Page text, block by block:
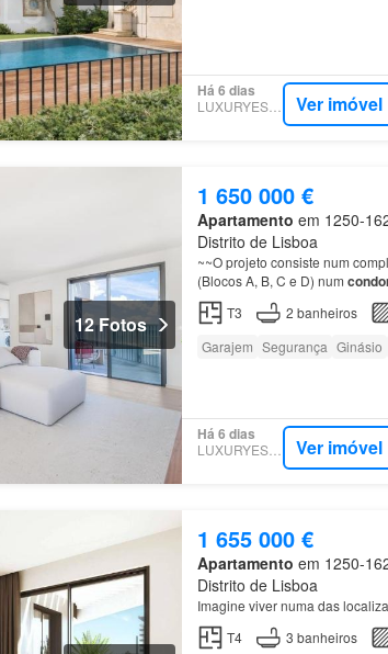
Há 6 dias
LUXURYESTATE Ver imóvel
12 Fotos
1 650 000 €
Apartamento em 1250-
Distrito de Lisboa
~~O projeto consiste num
(Blocos A, B, C e D) num
Edifício B, o primeiro a ser
T3 2 banheiros
Garajem Segurança Ginásio
Há 6 dias
LUXURYESTATE Ver imóvel
1 655 000 €
Apartamento em 1250-
Distrito de Lisboa
Imagine viver numa das
T4
3 banheiros